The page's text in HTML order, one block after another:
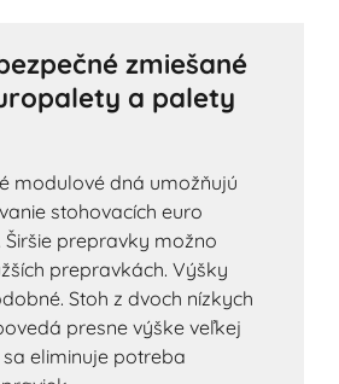
zmiešané
a palety
modulové dná umožňujú
stohovacích euro
Širšie prepravky možno
prepravkách. Výšky
Stoh z dvoch nízkych
presne výške veľkej
eliminuje potreba